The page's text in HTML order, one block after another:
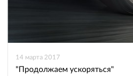
14 марта 2017
"Продолжаем ускоряться"